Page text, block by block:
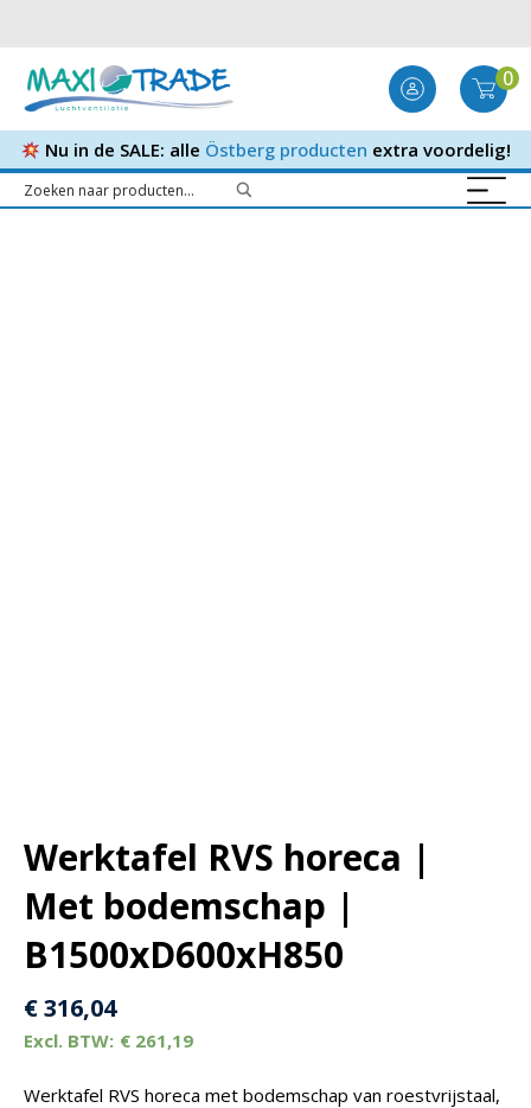
0
Nu in de SALE: alle Östberg producten extra voordelig!
Werktafel RVS horeca |
Met bodemschap |
B1500xD600xH850
€316,04
€ 261,19
Werktafel RVS horeca met bodemschap van roestvrijstaal,